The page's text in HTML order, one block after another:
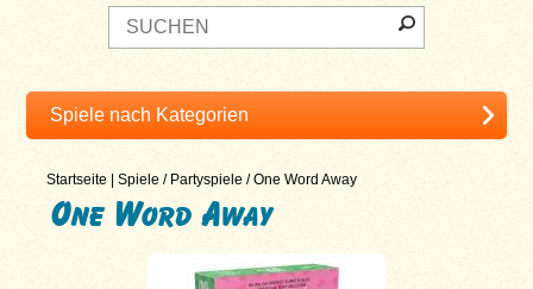
Startseite |Spiele / Partyspiele /One Word Away
One Word Away